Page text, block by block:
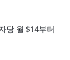
당 월 $14부터